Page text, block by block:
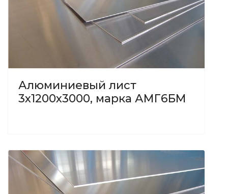
Алюминиевый лист
3х1200х3000, марка АМГ6БМ